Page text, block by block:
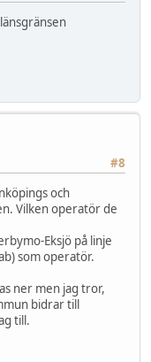
#8
och
Vilken operatör de
Eksjö på linje
som operatör.
ner men jag tror,
bidrar till
till.